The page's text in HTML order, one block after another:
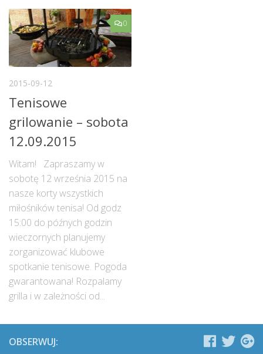
0
2015-09-12
Tenisowe
grilowanie – sobota
12.09.2015
Witam! Zapraszamy w
sobotę 12 września 2015 na
nasze korty wszystkich
miłośników tenisa! Od godz
15:00 do późnych godzin
wieczornych planujemy
zorganizować klubowe
spotkanie tenisowe. Pogoda
gwarantowana! Rozpalamy
grilla i w zależności od...
OBSERWUJ: